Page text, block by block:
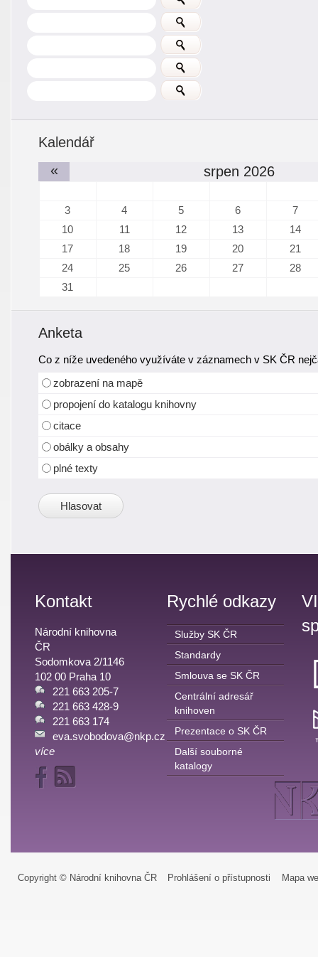
Kalendář
«
srpen 2026
3 4 5 6
7
10
11 12 13
14
17
18 19 20
21
24
25 26 27
28
31
Anketa
Co z níže uvedeného využíváte v záznamech v SK ČR
zobrazení na mapě
propojení do katalogu knihovny
citace
obálky a obsahy
plné texty
Kontakt
Národní knihovna
ČR
Sodomkova 2/1146
102 00 Praha 10
221 663 205-7
221 663 428-9
221 663 174
eva.svobodova@nkp.cz
více
Rychlé odkazy
Služby SK ČR
Standardy
Smlouva se SK ČR
Centrální adresář
knihoven
Prezentace o SK ČR
Další souborné
katalogy
Copyright © Národní knihovna ČR Prohlášení o přístupnosti Mapa